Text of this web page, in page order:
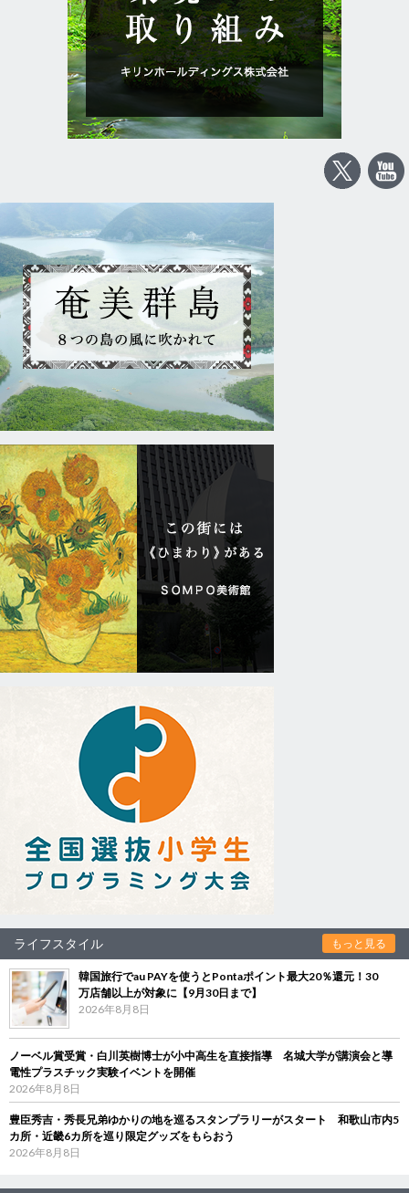
ライフスタイル もっと見る
韓国旅行でau PAYを使うとPontaポイント最大20％還元！30
万店舗以上が対象に【9月30日まで】
2026年8月8日
ノーベル賞受賞・白川英樹博士が小中高生を直接指導 名城大学が講演会と導
電性プラスチック実験イベントを開催
2026年8月8日
豊臣秀吉・秀長兄弟ゆかりの地を巡るスタンプラリーがスタート 和歌山市内5
カ所・近畿6カ所を巡り限定グッズをもらおう
2026年8月8日